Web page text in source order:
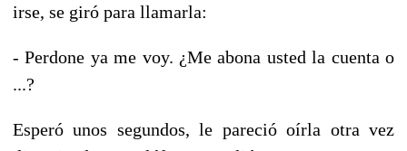
irse, se giró para llamarla:
- Perdone ya me voy. ¿Me abona usted la cuenta o
...?
Esperó unos segundos, le pareció oírla otra vez